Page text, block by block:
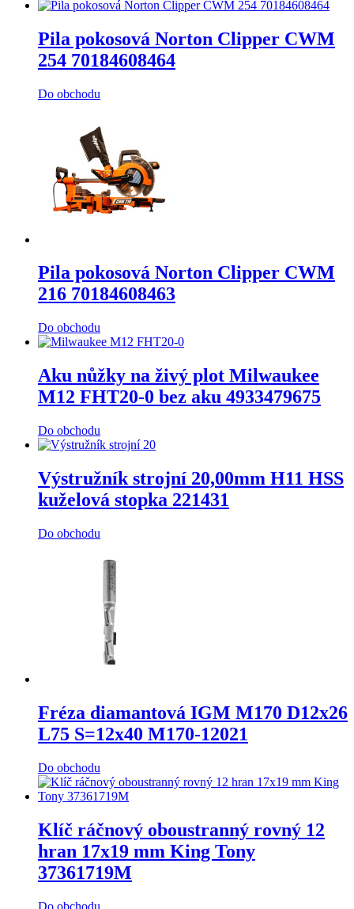
Pila pokosová Norton Clipper CWM
254 70184608464
Do obchodu
Pila pokosová Norton Clipper CWM
216 70184608463
Do obchodu
Aku nůžky na živý plot Milwaukee
M12 FHT20-0 bez aku 4933479675
Do obchodu
Výstružník strojní 20,00mm H11 HSS
kuželová stopka 221431
Do obchodu
Fréza diamantová IGM M170 D12x26
L75 S=12x40 M170-12021
Do obchodu
Klíč ráčnový oboustranný rovný 12
hran 17x19 mm King Tony
37361719M
Do obchodu